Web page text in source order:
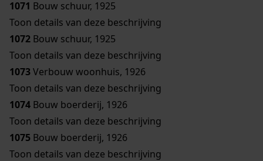
1071 Bouw schuur, 1925
Toon details van deze beschrijving
1072 Bouw schuur, 1925
Toon details van deze beschrijving
1073Verbouw woonhuis, 1926
Toon details van deze beschrijving
1074 Bouw boerderij, 1926
Toon details van deze beschrijving
1075 Bouw boerderij, 1926
Toon details van deze beschrijving